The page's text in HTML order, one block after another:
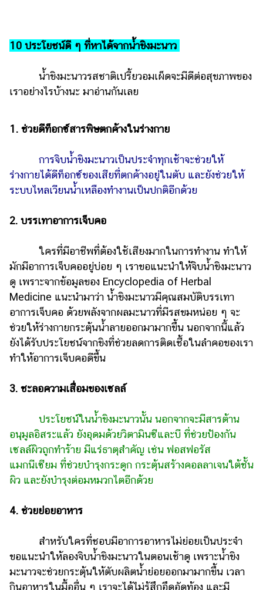
10 ประโยชน์ดี ๆ ที่หาได้จากน้ำขิงมะนาว
น้ำขิงมะนาวรสชาติเปรี้ยวอมเผ็ดจะมีดีต่อสุขภาพของ
เราอย่างไรบ้­­­างนะ มาอ่านกันเลย
1. ช่วยดีท็อกซ์สารพิษตกค้างในร่างกาย
การจิบน้ำขิงมะนาวเป็นประจำทุกเช้าจะช่วยให้
ร่างกายได้ดีท็อกซ์­­­ของเสียที่ตกค้างอยู่ในตับ และยังช่วยให้
ระบบไหลเวียนน้ำเหลืองทำงานเป็นปกติอีกด้วย
2. บรรเทาอาการเจ็บคอ
ใครที่มีอาชีพที่ต้องใช้เสียงมากในการทำงาน ทำให้
มักมีอาการเจ็บคออยู่บ่อย ๆ เราขอแนะนำให้จิบน้ำขิงมะนาว
ดู เพราะจากข้อมูลของ Encyclopedia of Herbal
Medicine แนะนำมาว่า น้ำขิงมะนาวมีคุณสมบัติบรรเทา
อาการเจ็บคอ ด้วยพลังจากผลมะนาวที่มีรสขมหน่อย ๆ จะ
ช่วยให้ร่างกายกระตุ้นน้ำลายออกมามากขึ้น นอกจากนี้แล้ว
ยังได้รับประโยชน์จากขิงที่ช่วยลดการติดเชื้อในลำ­คอของเรา
ทำให้อาการเจ็บคอดีขึ้น
3. ชะลอความเสื่อมของเซลล์
ประโยชน์ในน้ำขิงมะนาวนั้น นอกจากจะมีสารต้าน
อนุมูลอิสระแล้ว ยังอุดมด้วยวิตามินซีและบี ที่ช่วยป้องกัน
เซลล์ผิวถูกทำร้าย มีแร่ธาตุสำคัญ เช่น ฟอสฟอรัส
แมกนีเซียม ที่ช่วยบำรุงกระดูก กระตุ้นสร้างคอลลาเจนใต้ชั้น
ผิว และยังบำรุงต่อมหมวกไตอีกด้วย
4. ช่วยย่อยอาหาร
สำหรับใครที่ชอบมีอาการอาหารไม่ย่อยเป็นประจำ
ขอแนะนำให้ลองจิบน้ำขิงมะนาวในตอนเช้าดู เพราะน้ำขิง
มะนาวจะช่วยกระตุ้นให้ตับผลิตน้ำย่อยออกมามากขึ้น เวลา
กินอาหารในมื้ออื่น ๆ เราจะได้ไม่รู้สึกอึดอัดท้อง และมี